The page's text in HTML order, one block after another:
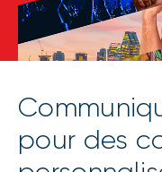
pour des